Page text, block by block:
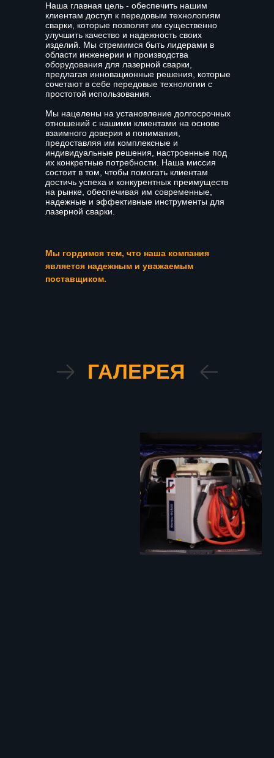
Наша главная цель - обеспечить нашим
клиентам доступ к передовым технологиям
сварки, которые позволят им существенно
улучшить качество и надежность своих
изделий. Мы стремимся быть лидерами в
области инженерии и производства
оборудования для лазерной сварки,
предлагая инновационные решения, которые
сочетают в себе передовые технологии с
простотой использования.
Мы нацелены на установление долгосрочных
отношений с нашими клиентами на основе
взаимного доверия и понимания,
предоставляя им комплексные и
индивидуальные решения, настроенные под
их конкретные потребности. Наша миссия
состоит в том, чтобы помогать клиентам
достичь успеха и конкурентных преимуществ
на рынке, обеспечивая им современные,
надежные и эффективные инструменты для
лазерной сварки.
Мы гордимся тем, что наша компания
является надежным и уважаемым
поставщиком.
ГАЛЕРЕЯ